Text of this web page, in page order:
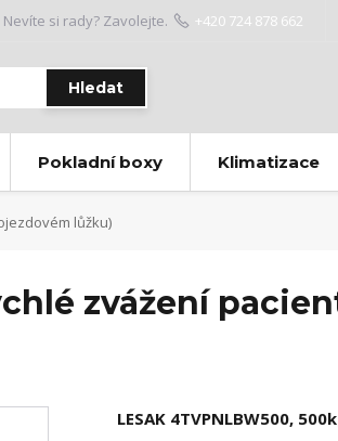
Hledat
Nevíte si rady? Zavolejte. +420 724 878 662
Pokladní boxy Klimatizace
lůžku)
zvážení
LESAK 4TVPNLBW500,